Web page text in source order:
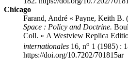
Chicago
Farand, André « Payne, Keith B.
Space : Policy and Doctrine.
Coll. « A Westview Replica
internationales 16, no 1 (1985) :
https://doi.org/10.7202/701815ar